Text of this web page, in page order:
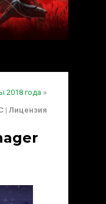
2018 года »
| Лицензия